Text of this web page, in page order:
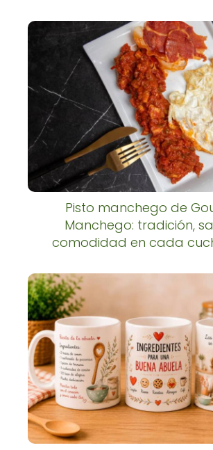
Pisto manchego de
Manchego: tradición,
comodidad en cada